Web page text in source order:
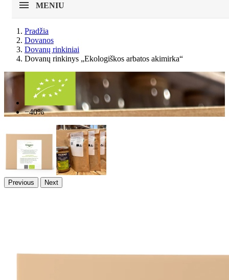
MENIU
Pradžia
Dovanos
Dovanų rinkiniai
Dovanų rinkinys „Ekologiškos arbatos akimirka“
−40%
Previous Next